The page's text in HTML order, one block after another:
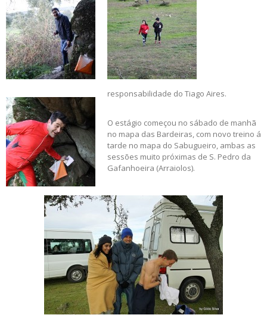
responsabilidade do Tiago Aires.
O estágio começou no sábado de manhã
no mapa das Bardeiras, com novo treino á
tarde no mapa do Sabugueiro, ambas as
sessões muito próximas de S. Pedro da
Gafanhoeira (Arraiolos).